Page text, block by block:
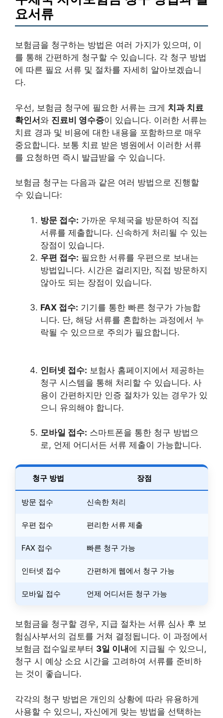
요서류
보험금을 청구하는 방법은 여러 가지가 있으며, 이
를 통해 간편하게 청구할 수 있습니다. 각 청구 방법
에 따른 필요 서류 및 절차를 자세히 알아보겠습니
다.
우선, 보험금 청구에 필요한 서류는 크게 치과 치료
확인서와 진료비 영수증이 있습니다. 이러한 서류는
치료 경과 및 비용에 대한 내용을 포함하므로 매우
중요합니다. 보통 치료 받은 병원에서 이러한 서류
를 요청하면 즉시 발급받을 수 있습니다.
보험금 청구는 다음과 같은 여러 방법으로 진행할
수 있습니다:
방문 접수: 가까운 우체국을 방문하여 직접
서류를 제출합니다. 신속하게 처리될 수 있는
장점이 있습니다.
우편 접수: 필요한 서류를 우편으로 보내는
방법입니다. 시간은 걸리지만, 직접 방문하지
않아도 되는 장점이 있습니다.
FAX 접수: 기기를 통한 빠른 청구가 가능합
니다. 단, 해당 서류를 혼합하는 과정에서 누
락될 수 있으므로 주의가 필요합니다.
인터넷 접수: 보험사 홈페이지에서 제공하는
청구 시스템을 통해 처리할 수 있습니다. 사
용이 간편하지만 인증 절차가 있는 경우가 있
으니 유의해야 합니다.
모바일 접수: 스마트폰을 통한 청구 방법으
로, 언제 어디서든 서류 제출이 가능합니다.
청구 방법 장점
방문 접수 신속한 처리
우편 접수 편리한 서류 제출
FAX 접수 빠른 청구 가능
인터넷 접수 간편하게 웹에서 청구 가능
모바일 접수 언제 어디서든 청구 가능
보험금을 청구할 경우, 지급 절차는 서류 심사 후 보
험심사부서의 검토를 거쳐 결정됩니다. 이 과정에서
보험금 접수일로부터 3일 이내 에 지급될 수 있으니,
청구 시 예상 소요 시간을 고려하여 서류를 준비하
는 것이 좋습니다.
각각의 청구 방법은 개인의 상황에 따라 유용하게
사용할 수 있으니, 자신에게 맞는 방법을 선택하는